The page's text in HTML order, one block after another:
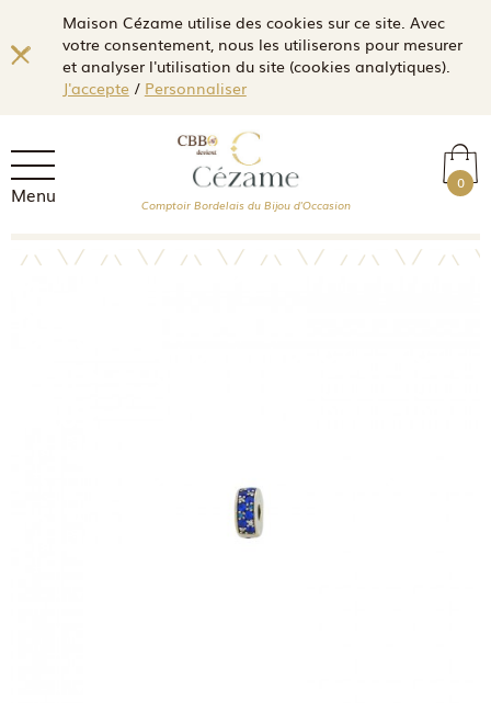
Maison Cézame utilise des cookies sur ce site. Avec
votre consentement, nous les utiliserons pour mesurer
et analyser l'utilisation du site (cookies analytiques).
J'accepte/ Personnaliser
Menu 0
Comptoir Bordelais du Bijou d'Occasion